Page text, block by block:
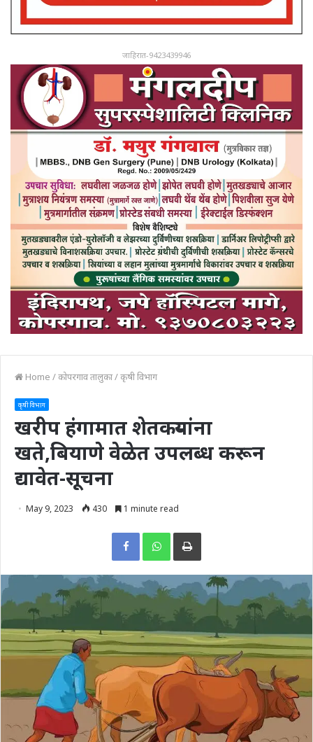
जाहिरात-9423439946
Home /कोपरगाव तालुका/कृषी विभाग
कृषी विभाग
खरीप हंगामात शेतकऱ्यांना
खते,बियाणे वेळेत उपलब्ध करून
द्यावेत-सूचना
May 9, 2023 430 1 minute read
Print